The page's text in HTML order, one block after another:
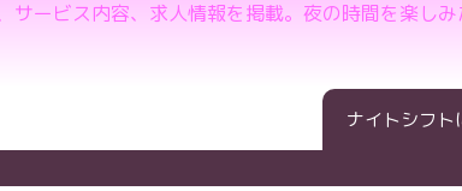
ービス内容、求人情報を掲載。夜の時間を楽し
ナイトシフト